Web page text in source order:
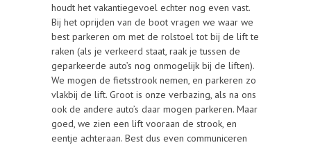
houdt het vakantiegevoel echter nog even vast.
Bij het oprijden van de boot vragen we waar we
best parkeren om met de rolstoel tot bij de lift te
raken (als je verkeerd staat, raak je tussen de
geparkeerde auto’s nog onmogelijk bij de liften).
We mogen de fietsstrook nemen, en parkeren zo
vlakbij de lift. Groot is onze verbazing, als na ons
ook de andere auto’s daar mogen parkeren. Maar
goed, we zien een lift vooraan de strook, en
eentje achteraan. Best dus even communiceren